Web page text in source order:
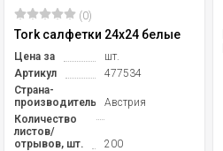
(0)
Tork салфетки 24х24 белые
Цена за
шт.
Артикул
477534
Страна-
производитель
Австрия
Количество
листов/
отрывов, шт.
200